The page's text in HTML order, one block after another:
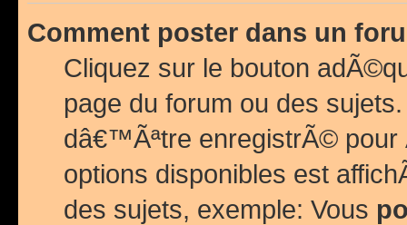
Comment poster dans un
Cliquez sur le bouton
page du forum ou des
dâ€™Ãªtre enregistrÃ©
options disponibles est
des sujets, exemple: Vous